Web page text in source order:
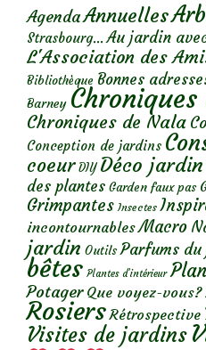
AgendaAnnuelles
Strasbourg... Au jardin
L'Association des
Bibliothèque Bonnes
Barney
Chroniques de Nala
Conception de jardins
coeur DIY Déco
des plantes Garden faux pas
Grimpantes Insectes
incontournables Macro
jardin Outils Parfums
bêtes Plantes d’intérieur
Potager Que voyez-vous?
Rosiers Rétrospective
Visites de jardins